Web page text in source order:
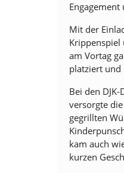
Mit der
Krippenspiel
am Vortag
platziert und
Bei den
versorgte
gegrillten
kam auch
kurzen